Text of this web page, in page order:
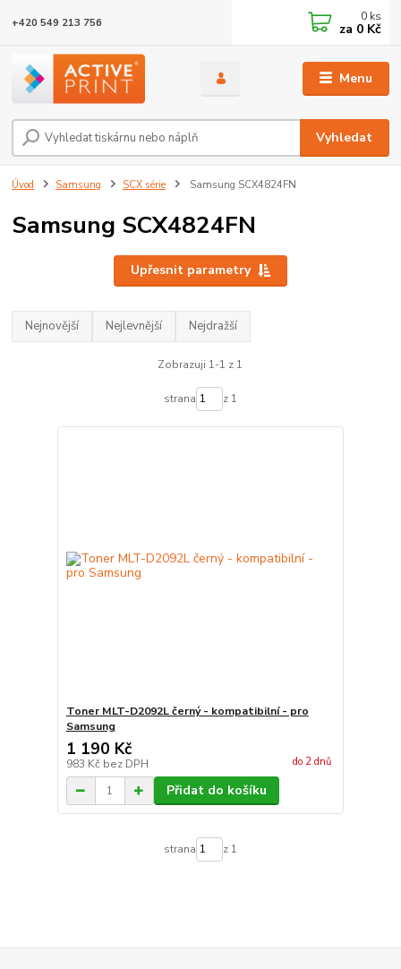
Menu
Vyhledat
+420 549 213 756 0 ks
za 0 Kč
Úvod Samsung SCX série Samsung SCX4824FN
Samsung SCX4824FN
Upřesnit parametry
Nejnovější Nejlevnější Nejdražší
Zobrazuji 1-1 z 1
strana z 1
Toner MLT-D2092L černý - kompatibilní - pro
Samsung
1 190 Kč
983 Kč bez DPH do 2 dnů
Přidat do košíku
strana z 1